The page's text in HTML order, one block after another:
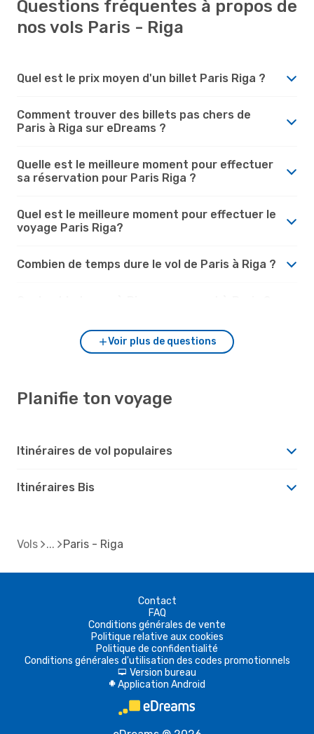
Questions fréquentes à propos de
nos vols Paris - Riga
Quel est le prix moyen d'un billet Paris Riga ?
Comment trouver des billets pas chers de
Paris à Riga sur eDreams ?
Quelle est le meilleure moment pour effectuer
sa réservation pour Paris Riga ?
Quel est le meilleure moment pour effectuer le
voyage Paris Riga?
Combien de temps dure le vol de Paris à Riga ?
Voir plus de questions
Planifie ton voyage
Itinéraires de vol populaires
Itinéraires Bis
Vols Paris - Riga
Contact
FAQ
Conditions générales de vente
Politique relative aux cookies
Politique de confidentialité
Conditions générales d'utilisation des codes promotionnels
d Version bureau
A Application Android